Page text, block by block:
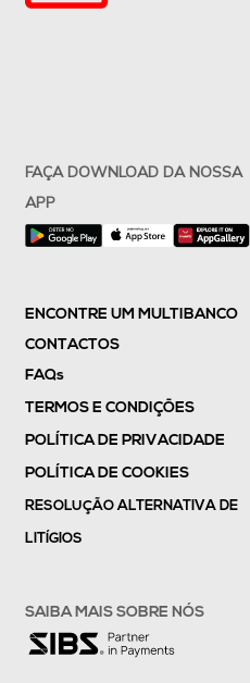
FAÇA DOWNLOAD DA NOSSA
APP
ENCONTRE UM MULTIBANCO
CONTACTOS
FAQs
TERMOS E CONDIÇÕES
POLÍTICA DE PRIVACIDADE
POLÍTICA DE COOKIES
RESOLUÇÃO ALTERNATIVA DE
LITÍGIOS
SAIBA MAIS SOBRE NÓS